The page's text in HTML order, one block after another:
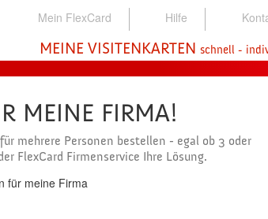
Mein FlexCard Hilfe
MEINE VISITENKARTEN schnell -
MEINE FIRMA!
mehrere Personen bestellen - egal ob 3 oder
FlexCard Firmenservice Ihre Lösung.